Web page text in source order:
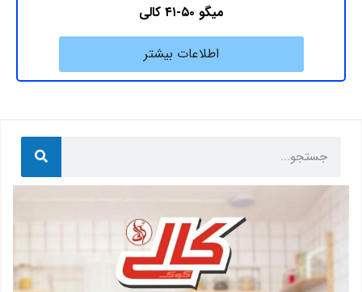
میگو ۵۰-۴۱ کالی
اطلاعات بیشتر